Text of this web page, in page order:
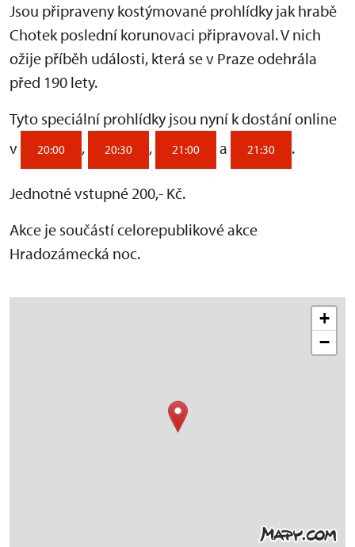
Jsou připraveny kostýmované prohlídky jak hrabě
Chotek poslední korunovaci připravoval. V nich
ožije příběh události, která se v Praze odehrála
před 190 lety.
Tyto speciální prohlídky jsou nyní k dostání online
v
20:00 , 20:30 , 21:00 a 21:30 .
Jednotné vstupné 200,- Kč.
Akce je součástí celorepublikové akce
Hradozámecká noc.
+
−